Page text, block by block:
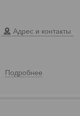
Адрес и контакты
Подробнее